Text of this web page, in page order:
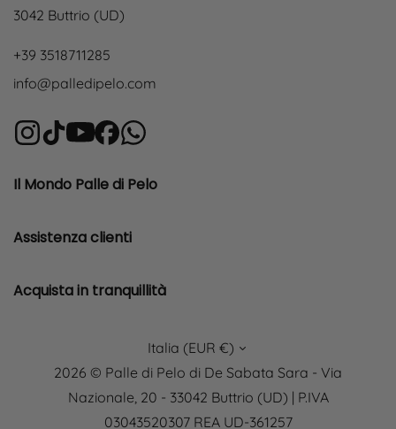
3042 Buttrio (UD)
+39 3518711285
info@palledipelo.com
Il Mondo Palle di Pelo
Assistenza clienti
Acquista in tranquillità
Italia (EUR €)
2026 © Palle di Pelo di De Sabata Sara - Via
Nazionale, 20 - 33042 Buttrio (UD) | P.IVA
03043520307 REA UD-361257